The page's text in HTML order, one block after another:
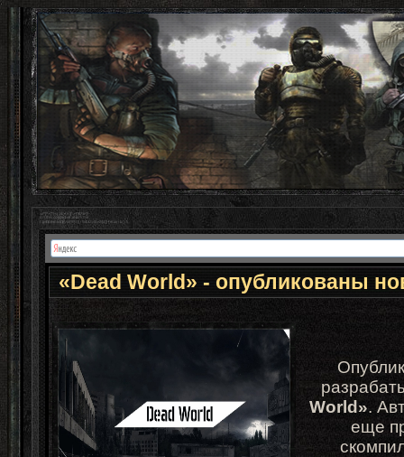
«Dead World» - опубликованы
World».
еще